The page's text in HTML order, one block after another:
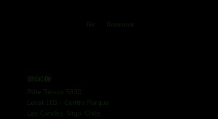
Bar Restaurant
UBICACIÓN
Pdte Riesco 5330
Local 103 - Centro Parque
Las Condes, Stgo, Chile